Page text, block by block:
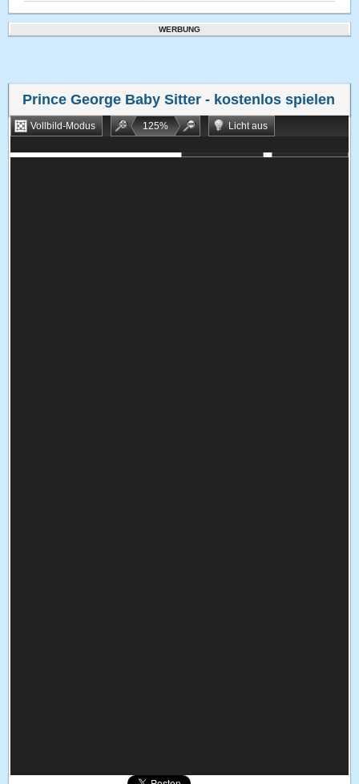
WERBUNG
Prince George Baby Sitter - kostenlos spielen
Vollbild-Modus 125%
Licht aus